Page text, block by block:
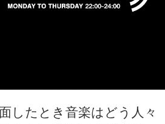
したとき音楽はどう人々